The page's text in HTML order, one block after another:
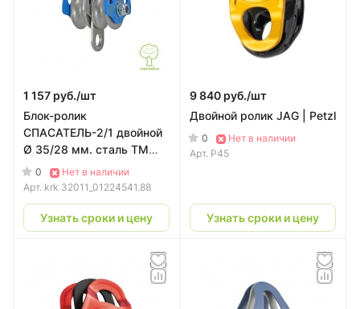
1 157 руб./шт
Блок-ролик
СПАСАТЕЛЬ-2/1 двойной
Ø 35/28 мм. сталь ТМ
КРОК
0
Нет в наличии
Арт. krk 32011_01224541.88
Узнать сроки и цену
9 840 руб./шт
Двойной ролик JAG | Petzl
0
Нет в наличии
Арт. P45
Узнать сроки и цену